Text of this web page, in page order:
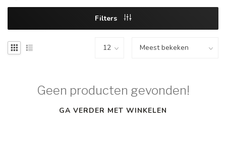
Filters
Geen producten gevonden!
GA VERDER MET WINKELEN